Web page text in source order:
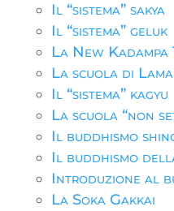
Il “sistema” sakya
Il “sistema” geluk
La New
La scuola di
Il “sistema” kagyu
La scuola “non
Il buddhismo
Il buddhismo
Introduzione al
La Soka Gakkai